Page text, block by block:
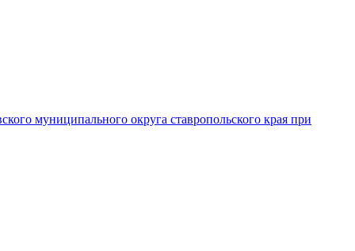
муниципального округа ставропольского края при